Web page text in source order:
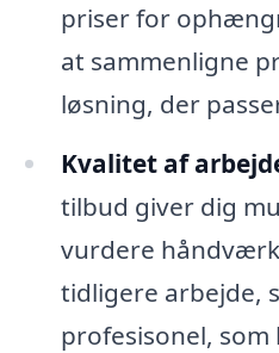
priser for
at sammenligne
løsning, der
Kvalitet af
tilbud giver dig
vurdere
tidligere arbejde,
profesisonel,